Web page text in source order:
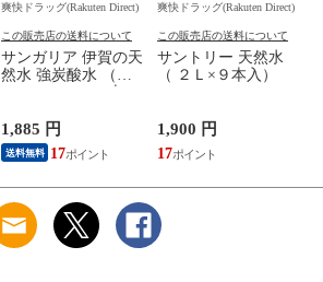
爽快ドラッグ(Rakuten Direct)
この販売店の送料について
サンガリア 伊賀の天
然水 強炭酸水 （５
1,885 円
送料無料 17
爽快ドラッグ(Rakuten Direct)
この販売店の送料について
サントリー 天然水
（ ２Ｌ×９本入）
1,900 円
17